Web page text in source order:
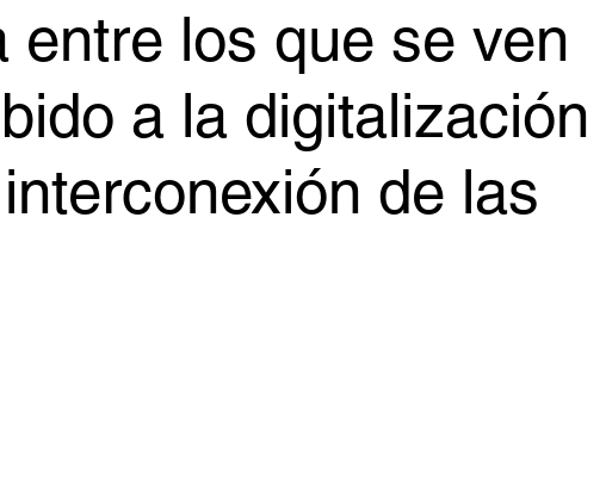
entre los que se ven
a la digitalización
de las